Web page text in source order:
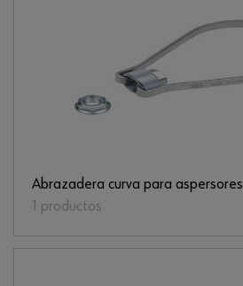
Abrazadera curva para aspersores
1 productos